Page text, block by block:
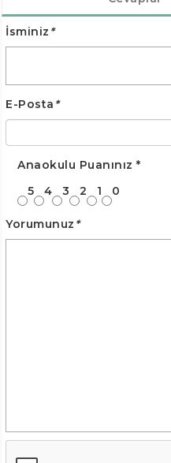
İsminiz *
E-Posta *
Anaokulu Puanınız *
5
4 3 2 1 0
Yorumunuz *